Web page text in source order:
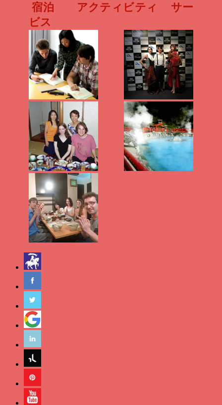
宿泊 アクティビティ サー
ビス